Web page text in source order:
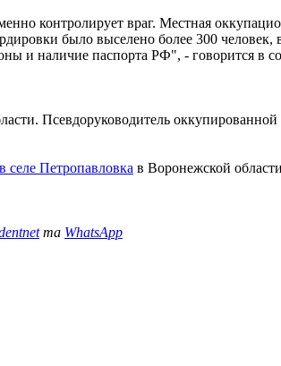
контролирует враг. Местная
было выселено более 300 человек,
и наличие паспорта РФ", - говорится в
Псевдоруководитель
селе Петропавловка в Воронежской
та WhatsApp